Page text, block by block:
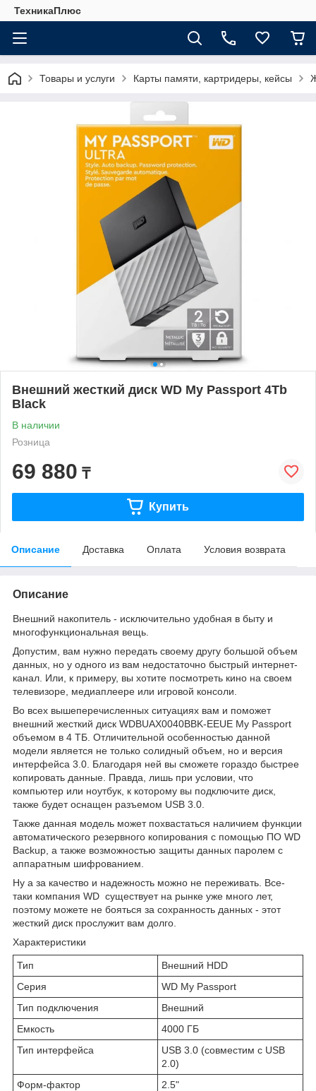
ТехникаПлюс
Товары и услуги Карты памяти, картридеры, кейсы
Внешний жесткий диск WD My Passport 4Tb
Black
В наличии
Розница
69 880 ₸
Купить
Описание Доставка Оплата Условия возврата
Описание
Внешний накопитель - исключительно удобная в быту и
многофункциональная вещь.
Допустим, вам нужно передать своему другу большой объем
данных, но у одного из вам недостаточно быстрый интернет-
канал. Или, к примеру, вы хотите посмотреть кино на своем
телевизоре, медиаплеере или игровой консоли.
Во всех вышеперечисленных ситуациях вам и поможет
внешний жесткий диск WDBUAX0040BBK-EEUE My Passport
объемом в 4 ТБ. Отличительной особенностью данной
модели является не только солидный объем, но и версия
интерфейса 3.0. Благодаря ней вы сможете гораздо быстрее
копировать данные. Правда, лишь при условии, что
компьютер или ноутбук, к которому вы подключите диск,
также будет оснащен разъемом USB 3.0.
Также данная модель может похвастаться наличием функции
автоматического резервного копирования с помощью ПО WD
Backup, а также возможностью защиты данных паролем с
аппаратным шифрованием.
Ну а за качество и надежность можно не переживать. Все-
таки компания WD существует на рынке уже много лет,
поэтому можете не бояться за сохранность данных - этот
жесткий диск прослужит вам долго.
Характеристики
Тип
Внешний HDD
Серия
WD My Passport
Тип подключения
Внешний
Емкость
4000 ГБ
Тип интерфейса
USB 3.0 (совместим с USB
2.0)
Форм-фактор
2.5"